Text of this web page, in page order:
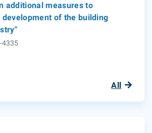
additional measures to
of the building
4335
All